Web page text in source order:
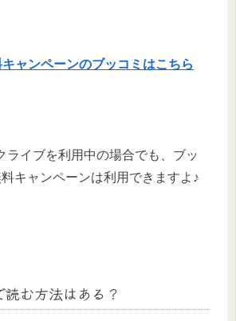
ャンペーンのブッコミはこちら
ライブを利用中の場合でも、ブッ
キャンペーンは利用できますよ♪
む方法はある？